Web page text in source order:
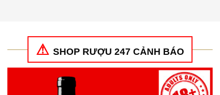
SHOP RƯỢU 247 CẢNH BÁO